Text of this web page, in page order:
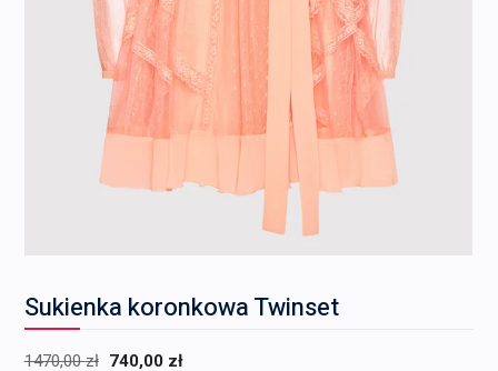
Sukienka koronkowa Twinset
1470,00zł Pierwotna
740,00 zł